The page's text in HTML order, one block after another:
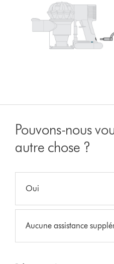
Pouvons-nous
autre chose ?
Oui
Aucune assistance